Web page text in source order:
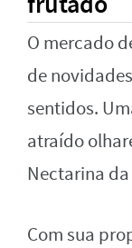
O mercado
de
sentidos.
atraído
Nectarina
Com sua